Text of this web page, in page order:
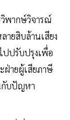
วิพากษ์วิจารณ์
ยสิบล้านเสียง
ปปรับปรุงเพื่อ
ฝ่ายผู้เสียภาษี
กับปัญหา